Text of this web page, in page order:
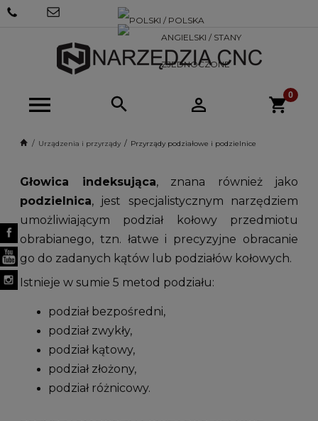
SKLEP@NARZEDZIACNC.PL
Urządzenia i przyrządy Przyrządy podziałowe i podzielnice
Głowica indeksująca, znana również jako
podzielnica, jest specjalistycznym narzędziem
umożliwiającym podział kołowy przedmiotu
obrabianego, tzn. łatwe i precyzyjne obracanie
go do zadanych kątów lub podziałów kołowych.
Istnieje w sumie 5 metod podziału:
podział bezpośredni,
podział zwykły,
podział kątowy,
podział złożony,
podział różnicowy.